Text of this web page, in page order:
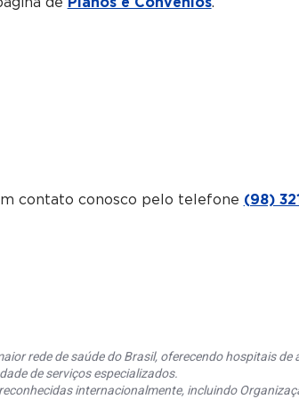
de Planos e Convênios.
contato conosco pelo telefone (98)
rede de saúde do Brasil, oferecendo hospitais de
de serviços especializados.
internacionalmente, incluindo